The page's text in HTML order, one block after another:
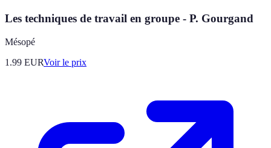
Les techniques de travail en groupe - P. Gourgand
Mésopé
1.99 EURVoir le prix